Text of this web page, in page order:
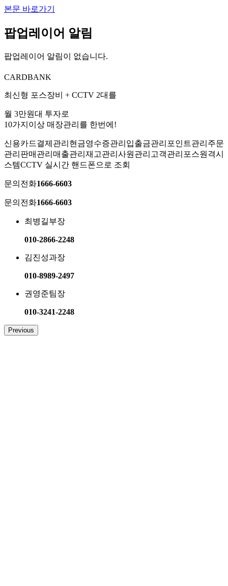
본문 바로가기
팝업레이어 알림
팝업레이어 알림이 없습니다.
CARDBANK
최신형 포스장비 + CCTV 2대를​
월 3만원대 투자로
10가지이상 매장관리를 한번에!
신용카드결제관리 현금영수증관리 입출금관리 포인트관리 주문
관리 판매관리 매출관리 재고관리 사원관리 고객관리 포스원격시
스템CCTV 실시간 핸드폰으로 조회
문의전화1666-6603
문의전화1666-6603
최병길부장
010-2866-2248
김진성과장
010-8989-2497​
권영준팀장
010-3241-2248
Previous